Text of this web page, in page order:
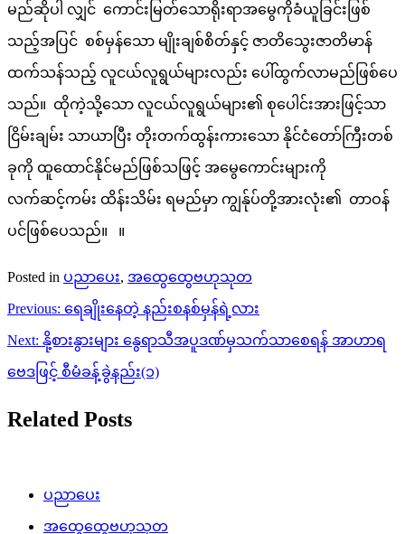
မည်ဆိုပါ လျှင် ကောင်းမြတ်သောရိုးရာအမွေကိုခံယူခြင်းဖြစ်
သည့်အပြင် စစ်မှန်သော မျိုးချစ်စိတ်နှင့် ဇာတိသွေးဇာတိမာန်
ထက်သန်သည့် လူငယ်လူရွယ်များလည်း ပေါ်ထွက်လာမည်ဖြစ်ပေ
သည်။ ထိုကဲ့သို့သော လူငယ်လူရွယ်များ၏ စုပေါင်းအားဖြင့်သာ
ငြိမ်းချမ်း သာယာပြီး တိုးတက်ထွန်းကားသော နိုင်ငံတော်ကြီးတစ်
ခုကို ထူထောင်နိုင်မည်ဖြစ်သဖြင့် အမွေကောင်းများကို
လက်ဆင့်ကမ်း ထိန်းသိမ်း ရမည်မှာ ကျွန်ုပ်တို့အားလုံး၏ တာဝန်
ပင်ဖြစ်ပေသည်။ ။
Posted in ပညာပေး, အထွေထွေဗဟုသုတ
Post
navigation
Previous: ရေချိုးနေတဲ့ နည်းစနစ်မှန်ရဲ့လား
Next: နို့စားနွားများ နွေရာသီအပူဒဏ်မှသက်သာစေရန် အာဟာရ
ဗေဒဖြင့် စီမံခန့်ခွဲနည်း(၁)
Related Posts
ပညာပေး
အထွေထွေဗဟုသုတ